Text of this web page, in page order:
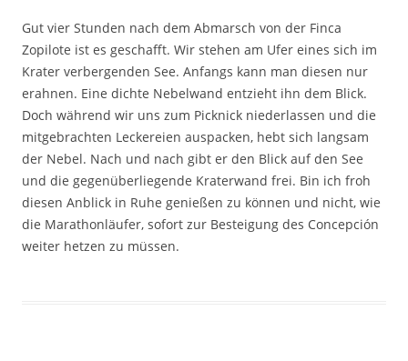
Gut vier Stunden nach dem Abmarsch von der Finca
Zopilote ist es geschafft. Wir stehen am Ufer eines sich im
Krater verbergenden See. Anfangs kann man diesen nur
erahnen. Eine dichte Nebelwand entzieht ihn dem Blick.
Doch während wir uns zum Picknick niederlassen und die
mitgebrachten Leckereien auspacken, hebt sich langsam
der Nebel. Nach und nach gibt er den Blick auf den See
und die gegenüberliegende Kraterwand frei. Bin ich froh
diesen Anblick in Ruhe genießen zu können und nicht, wie
die Marathonläufer, sofort zur Besteigung des Concepción
weiter hetzen zu müssen.